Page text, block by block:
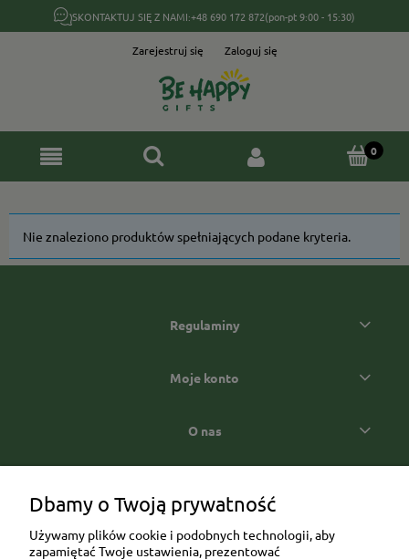
SKONTAKTUJ SIĘ Z NAMI:+48 690 172 872(pon-pt 9:00 - 15:30)
Zarejestruj się Zaloguj się
Nie znaleziono produktów spełniających podane kryteria.
Regulaminy
Moje konto
O nas
Dbamy o Twoją prywatność
Używamy plików cookie i podobnych technologii, aby
zapamiętać Twoje ustawienia, prezentować